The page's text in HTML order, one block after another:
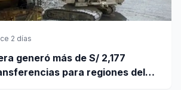
2 días
generó más de S/ 2,177
para regiones del